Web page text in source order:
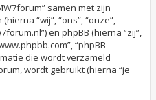
samen met zijn
“wij”, “ons”, “onze”,
en phpBB (hierna “zij”,
“phpBB
die wordt verzameld
wordt gebruikt (hierna “je